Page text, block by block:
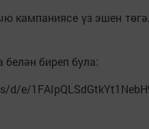
кампаниясе үз эшен
биреп була:
e/